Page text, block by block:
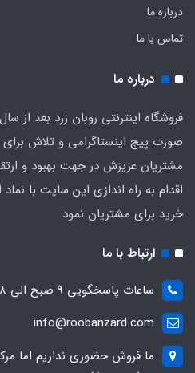
درباره ما
تماس با ما
درباره ما
فروشگاه اینترنتی روبان زرد بعد از
صورت پیج اینستاگرامی و تلاش
مشتریان عزیزش در جهت بهبود و
اقدام به راه اندازی این سایت با
خرید برای مشتریان نمود
ارتباط با ما
ساعات پاسخگویی ۹ صبح الی ۸ شب ۰۹۱23499733
info@roobanzard.com
ما فروش حضوری نداریم اما